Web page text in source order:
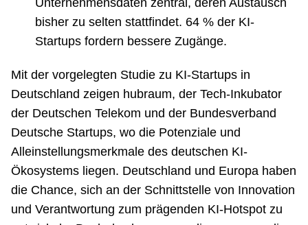
Unternehmensdaten zentral, deren Austausch
bisher zu selten stattfindet. 64 % der KI-
Startups fordern bessere Zugänge.
Mit der vorgelegten Studie zu KI-Startups in
Deutschland zeigen hubraum, der Tech-Inkubator
der Deutschen Telekom und der Bundesverband
Deutsche Startups, wo die Potenziale und
Alleinstellungsmerkmale des deutschen KI-
Ökosystems liegen. Deutschland und Europa haben
die Chance, sich an der Schnittstelle von Innovation
und Verantwortung zum prägenden KI-Hotspot zu